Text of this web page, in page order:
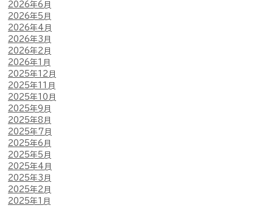
2026年6月
2026年5月
2026年4月
2026年3月
2026年2月
2026年1月
2025年12月
2025年11月
2025年10月
2025年9月
2025年8月
2025年7月
2025年6月
2025年5月
2025年4月
2025年3月
2025年2月
2025年1月